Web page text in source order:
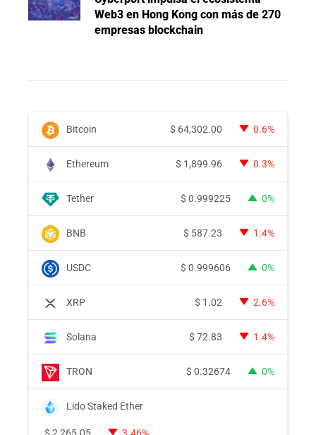
Web3 en Hong Kong con más de 270
empresas blockchain
Bitcoin $ 64,302.00 0.6%
Ethereum $ 1,899.96 0.3%
Tether $ 0.999225 0%
BNB $ 587.23 1.4%
USDC $ 0.999606 0%
XRP $ 1.02 2.6%
Solana $ 72.83 1.4%
TRON $ 0.32674 0%
Lido Staked Ether